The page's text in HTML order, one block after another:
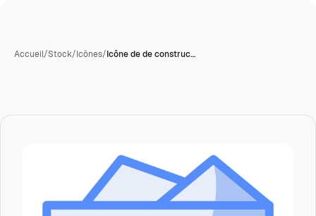
Accueil/Stock/Icônes/Icône de de construc…